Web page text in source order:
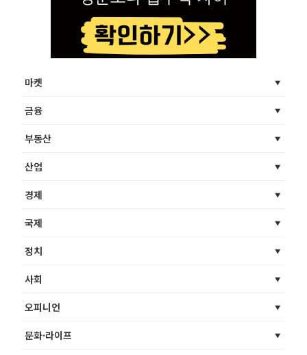
마켓
금융
부동산
산업
경제
국제
정치
사회
오피니언
문화·라이프